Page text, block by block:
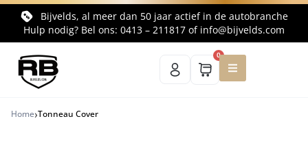
Bijvelds, al meer dan 50 jaar actief in de autobranche
Hulp nodig? Bel ons: 0413 – 211817 of info@bijvelds.com
0
Home›Tonneau Cover